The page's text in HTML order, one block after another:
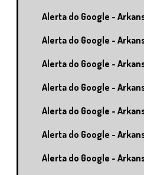
Alerta do Google -
Alerta do Google -
Alerta do Google -
Alerta do Google -
Alerta do Google -
Alerta do Google -
Alerta do Google -